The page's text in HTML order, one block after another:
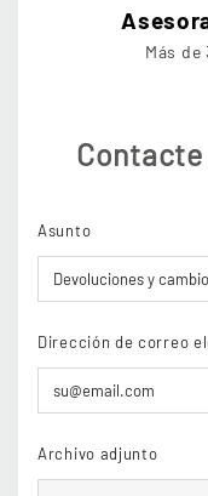
Más
Asunto
Dirección de correo
Archivo adjunto